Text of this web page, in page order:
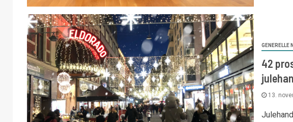
GENERELLE
42
13.